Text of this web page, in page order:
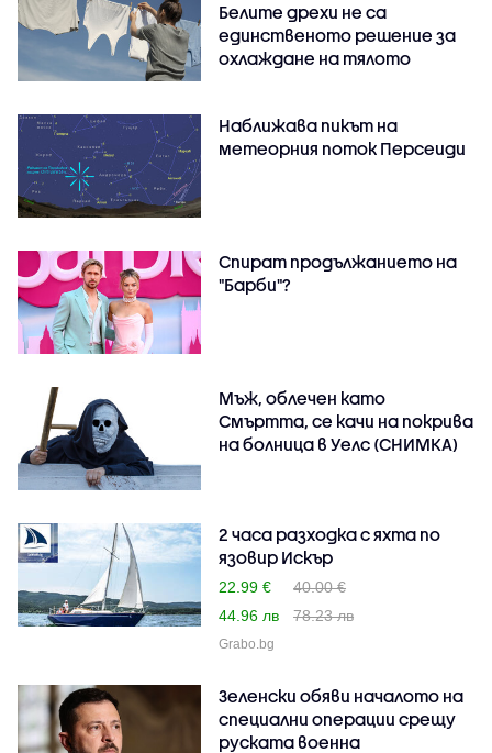
Белите дрехи не са
единственото решение за
охлаждане на тялото
Наближава пикът на
метеорния поток Персеиди
Спират продължанието на
"Барби"?
Мъж, облечен като
Смъртта, се качи на покрива
на болница в Уелс (СНИМКА)
2 часа разходка с яхта по
язовир Искър
22.99 €
40.00 €
44.96 лв
78.23 лв
Grabo.bg
Зеленски обяви началото на
специални операции срещу
руската военна